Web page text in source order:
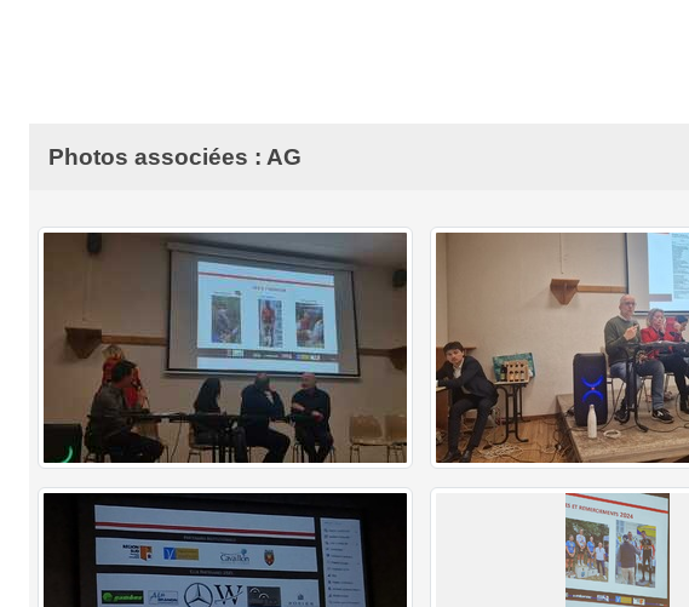
Photos associées : AG